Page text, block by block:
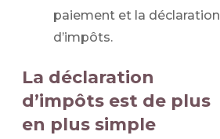
paiement et la déclaration
d’impôts.
La déclaration
d’impôts est de plus
en plus simple